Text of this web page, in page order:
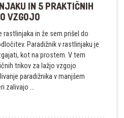
IN 5 PRAKTIČNIH
VZGOJO
in že sem prišel do
Paradižnik v rastlinjaku je
kot na prostem. V tem
trikov za lažjo vzgojo
paradižnika v manjšem
zalivajo …